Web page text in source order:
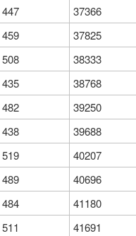
447
37366
459
37825
508
38333
435
38768
482
39250
438
39688
519
40207
489
40696
484
41180
511
41691